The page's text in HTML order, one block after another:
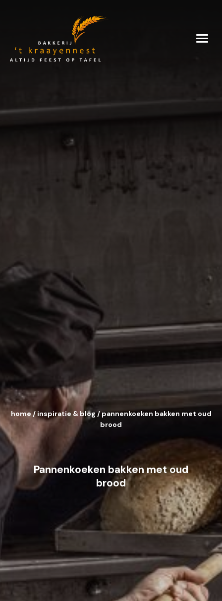
Kraayennest
Pannenkoeken bakken met oud
brood
home/ inspiratie & blog/pannenkoeken bakken met oud
brood